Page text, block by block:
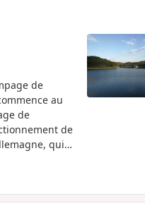
de
au
de
de
qui
teste
à
sur l'eau et le